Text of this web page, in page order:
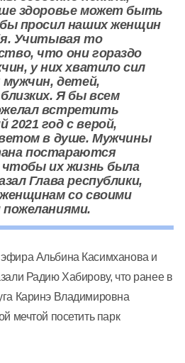
здоровье может быть
просил наших женщин
Учитывая то
что они гораздо
у них хватило сил
мужчин, детей,
Я бы всем
встретить
год с верой,
в душе. Мужчины
постараются
чтобы их жизнь была
Глава республики,
со своими
Альбина Касимханова и
Радию Хабирову, что ранее в
Каринэ Владимировна
мечтой посетить парк